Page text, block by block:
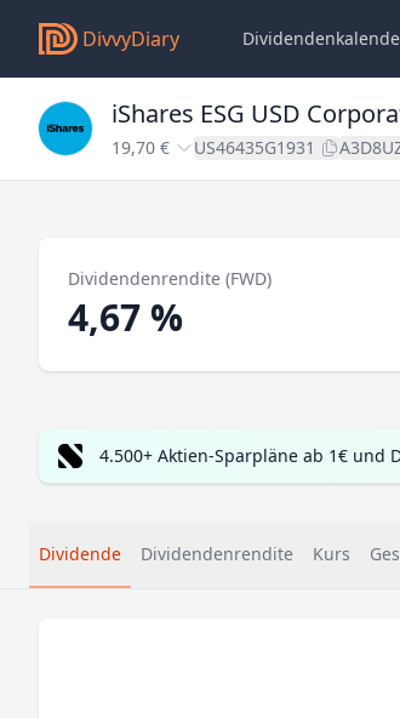
DivvyDiary
iShares ESG USD
19,70 € US46435G1931
Dividendenrendite (FWD)
4,67 %
4.500+ Aktien-Sparpläne ab 1€ und
Dividende Dividendenrendite Kurs